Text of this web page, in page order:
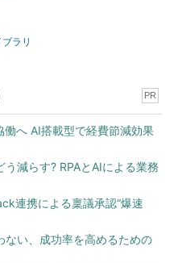
ラリ
PR
働へ AI搭載型で経費節減効果
減らす? RPAとAIによる業務
連携による稟議承認“爆速
ない、成功率を高めるための